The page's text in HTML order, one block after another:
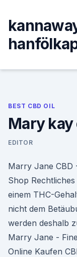
content
BEST CBD OIL
Mary kay
EDITOR
Marry Jane CBD
Shop
einem THC-
nicht dem
werden deshalb
Marry Jane -
Online Kaufen